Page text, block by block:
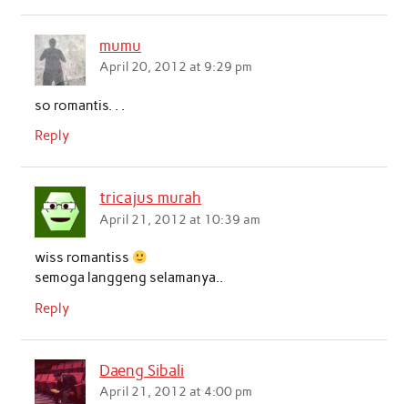
b
o
o
k
t
s
p
I
mumu
April 20, 2012 at 9:29 pm
so romantis. . .
Reply
tricajus murah
April 21, 2012 at 10:39 am
wiss romantiss
semoga langgeng selamanya..
Reply
Daeng Sibali
April 21, 2012 at 4:00 pm